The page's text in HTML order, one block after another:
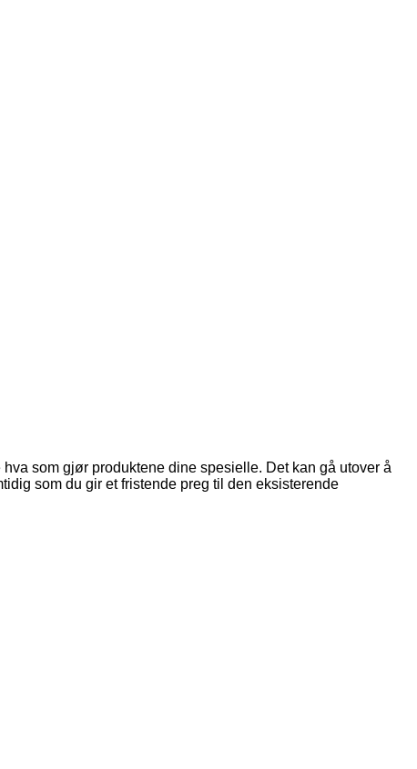
som gjør produktene dine spesielle. Det kan gå utover å
som du gir et fristende preg til den eksisterende